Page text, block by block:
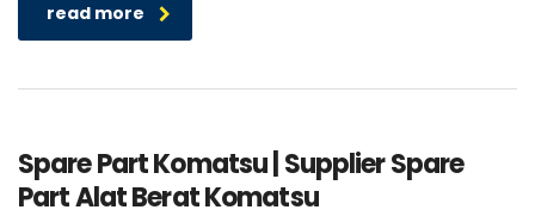
read more
Spare Part Komatsu | Supplier Spare
Part Alat Berat Komatsu